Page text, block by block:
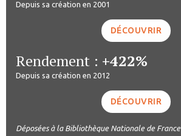
Depuis sa création en 2001
DÉCOUVRIR
Rendement : +422%
Depuis sa création en 2012
DÉCOUVRIR
Déposées à la Bibliothèque Nationale de France